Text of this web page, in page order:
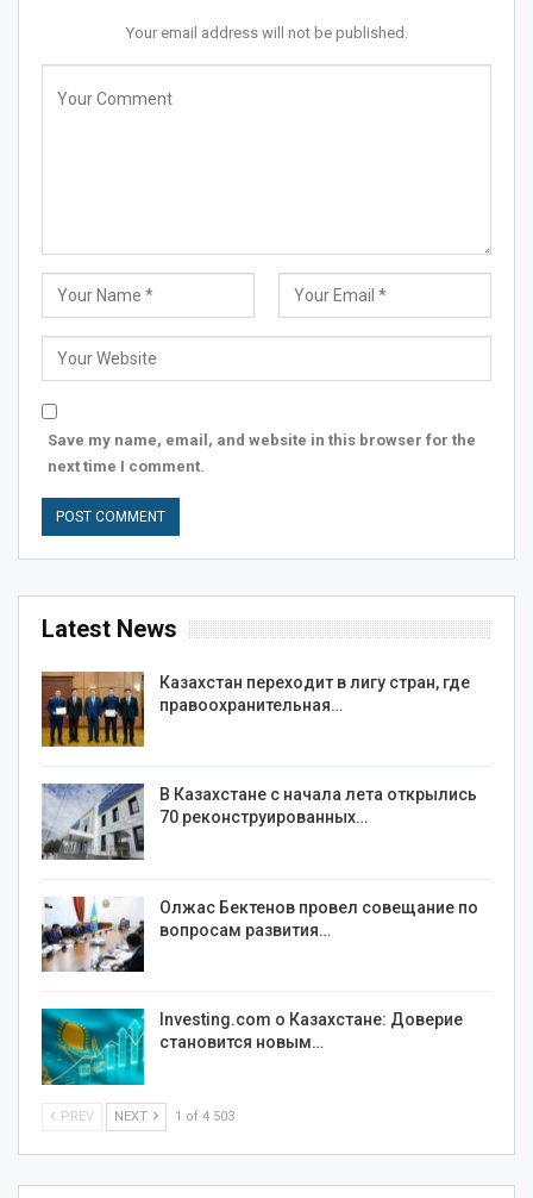
Your email address will not be published.
Save my name, email, and website in this browser for the
next time I comment.
Latest News
Казахстан переходит в лигу стран, где
правоохранительная…
В Казахстане с начала лета открылись
70 реконструированных…
Олжас Бектенов провел совещание по
вопросам развития…
Investing.com о Казахстане: Доверие
становится новым…
PREV NEXT 1 of 4 503